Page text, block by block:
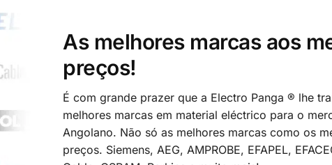
As melhores marcas aos
preços!
É com grande prazer que a Electro Panga ® lhe
melhores marcas em material eléctrico para o
Angolano. Não só as melhores marcas como os
preços. Siemens, AEG, AMPROBE, EFAPEL,